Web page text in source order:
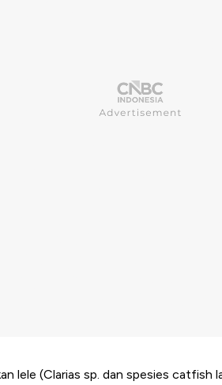
lele (Clarias sp. dan spesies catfish